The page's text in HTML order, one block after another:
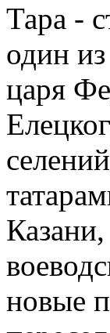
Тара -
один
царя
новые